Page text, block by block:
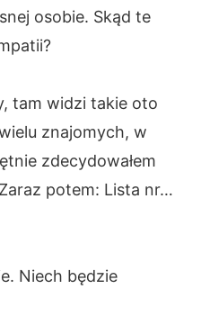
osobie. Skąd te
tam widzi takie oto
znajomych, w
zdecydowałem
potem: Lista nr…
Niech będzie